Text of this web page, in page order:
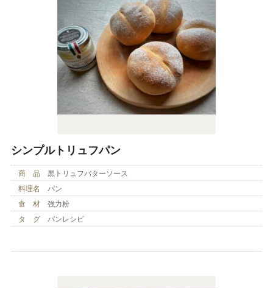
シンプルトリュフパン
商 品
黒トリュフバターソース
料理名
パン
食 材
強力粉
タ グ
パンレシピ